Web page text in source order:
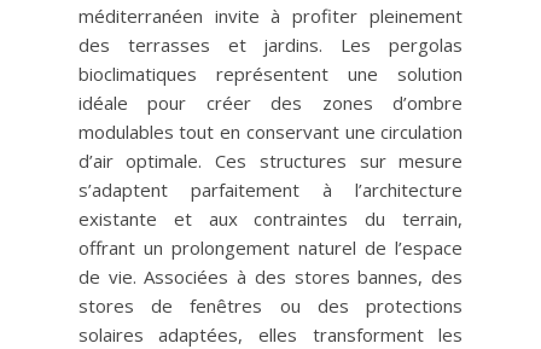
méditerranéen invite à profiter pleinement
des terrasses et jardins. Les pergolas
bioclimatiques représentent une solution
idéale pour créer des zones d’ombre
modulables tout en conservant une circulation
d’air optimale. Ces structures sur mesure
s’adaptent parfaitement à l’architecture
existante et aux contraintes du terrain,
offrant un prolongement naturel de l’espace
de vie. Associées à des stores bannes, des
stores de fenêtres ou des protections
solaires adaptées, elles transforment les